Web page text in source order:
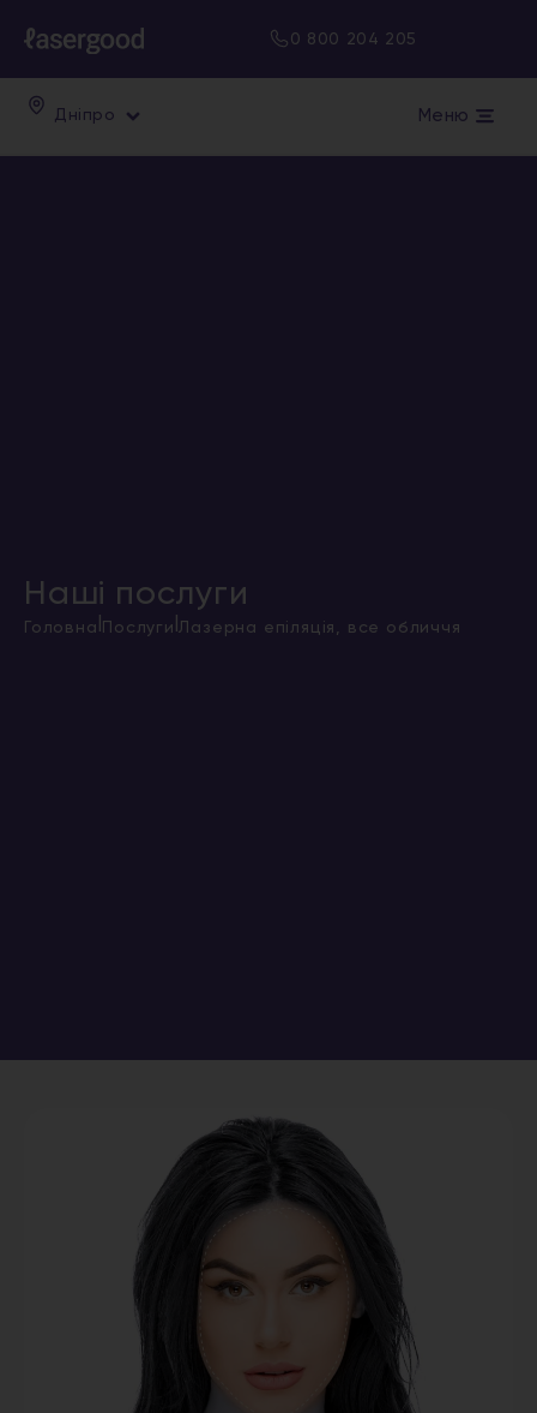
0 800 204 205
Дніпро Меню
Наші послуги
Головна Послуги Лазерна епіляція, все обличчя